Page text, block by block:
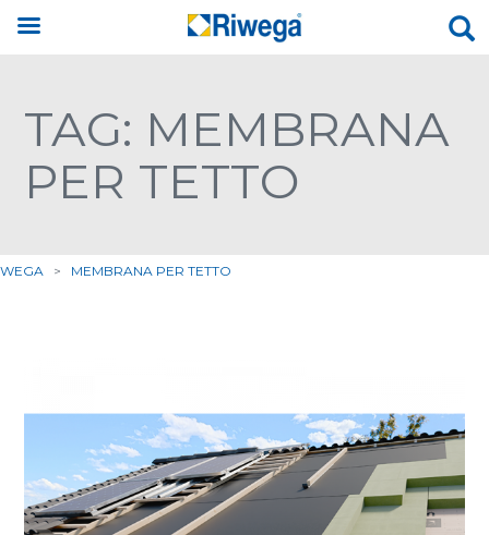
TAG: MEMBRANA
PER TETTO
> MEMBRANA PER TETTO